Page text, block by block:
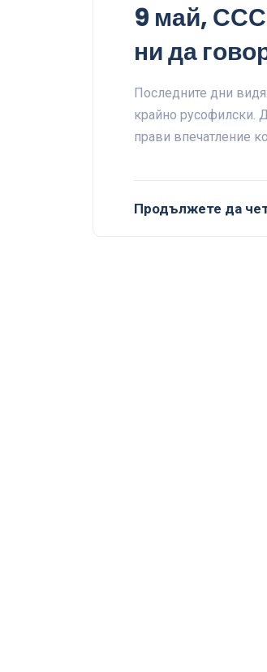
9 май,
ни да
Последните дни
крайно русофилски.
прави впечатление
Продължете да